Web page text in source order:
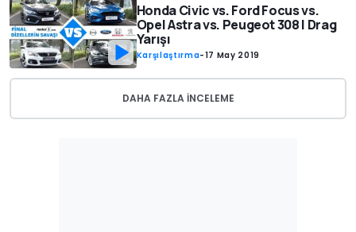
Honda Civic vs. Ford Focus vs.
Opel Astra vs. Peugeot 308 | Drag
Yarışı
Karşılaştırma-17 May 2019
DAHA FAZLA INCELEME